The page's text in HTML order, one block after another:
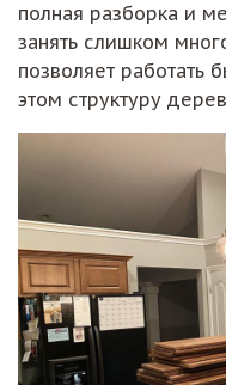
полная разборка и
занять слишком
позволяет работать
этом структуру